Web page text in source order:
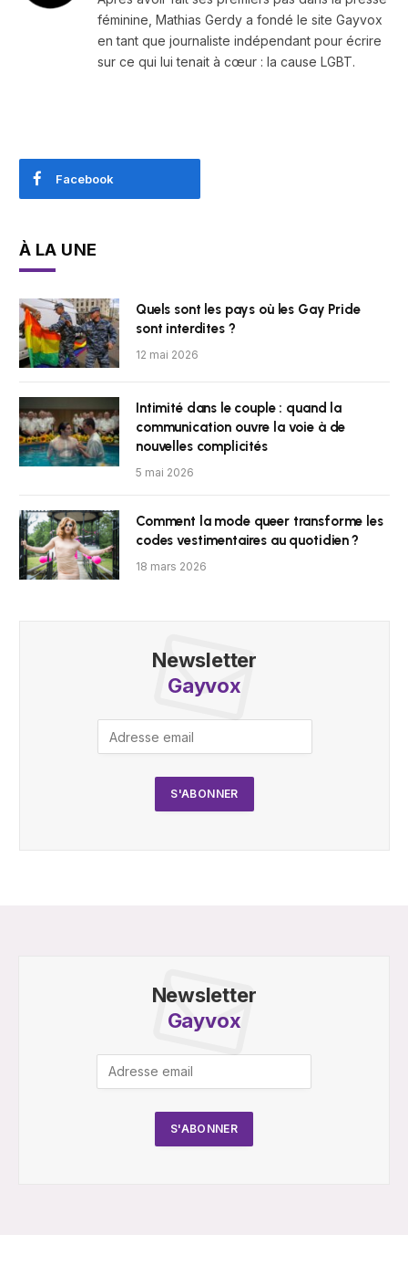
féminine, Mathias Gerdy a fondé le site Gayvox
en tant que journaliste indépendant pour écrire
sur ce qui lui tenait à cœur : la cause LGBT.
Facebook
À LA UNE
Quels sont les pays où les Gay Pride
sont interdites ?
12 mai 2026
Intimité dans le couple : quand la
communication ouvre la voie à de
nouvelles complicités
5 mai 2026
Comment la mode queer transforme les
codes vestimentaires au quotidien ?
18 mars 2026
Newsletter
Gayvox
Newsletter
Gayvox